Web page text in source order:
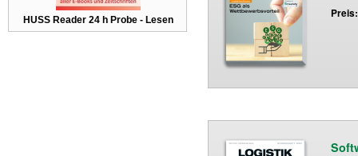
HUSS Reader 24 h Probe - Lesen